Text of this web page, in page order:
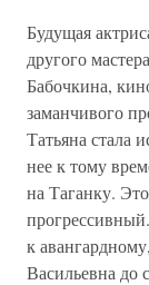
Будущая
другого
Бабочкина,
заманчивого
Татьяна стала
нее к тому
на Таганку.
к
Васильевна до